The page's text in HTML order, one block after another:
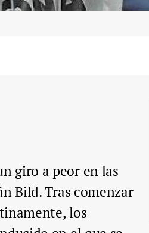
giro a peor en las
Bild. Tras comenzar
los